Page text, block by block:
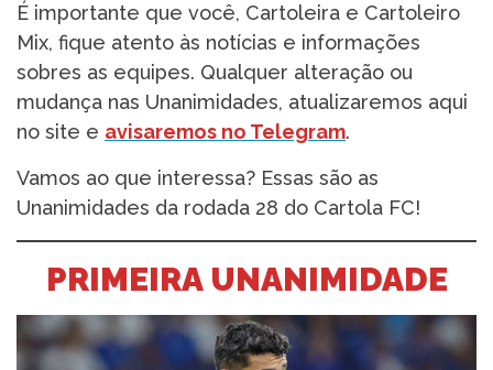
É importante que você, Cartoleira e Cartoleiro
Mix, fique atento às notícias e informações
sobres as equipes. Qualquer alteração ou
mudança nas Unanimidades, atualizaremos aqui
no site e avisaremos no Telegram.
Vamos ao que interessa? Essas são as
Unanimidades da rodada 28 do Cartola FC!
PRIMEIRA UNANIMIDADE